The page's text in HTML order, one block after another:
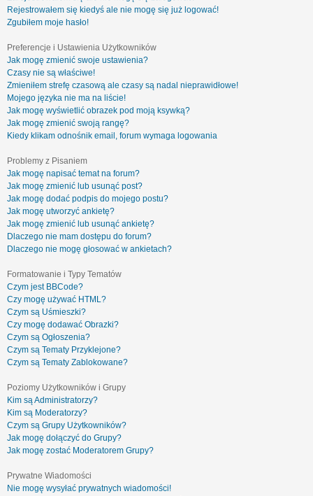
Rejestrowałem się kiedyś ale nie mogę się już logować!
Zgubiłem moje hasło!
Preferencje i Ustawienia Użytkowników
Jak mogę zmienić swoje ustawienia?
Czasy nie są właściwe!
Zmieniłem strefę czasową ale czasy są nadal nieprawidłowe!
Mojego języka nie ma na liście!
Jak mogę wyświetlić obrazek pod moją ksywką?
Jak mogę zmienić swoją rangę?
Kiedy klikam odnośnik email, forum wymaga logowania
Problemy z Pisaniem
Jak mogę napisać temat na forum?
Jak mogę zmienić lub usunąć post?
Jak mogę dodać podpis do mojego postu?
Jak mogę utworzyć ankietę?
Jak mogę zmienić lub usunąć ankietę?
Dlaczego nie mam dostępu do forum?
Dlaczego nie mogę głosować w ankietach?
Formatowanie i Typy Tematów
Czym jest BBCode?
Czy mogę używać HTML?
Czym są Uśmieszki?
Czy mogę dodawać Obrazki?
Czym są Ogłoszenia?
Czym są Tematy Przyklejone?
Czym są Tematy Zablokowane?
Poziomy Użytkowników i Grupy
Kim są Administratorzy?
Kim są Moderatorzy?
Czym są Grupy Użytkowników?
Jak mogę dołączyć do Grupy?
Jak mogę zostać Moderatorem Grupy?
Prywatne Wiadomości
Nie mogę wysyłać prywatnych wiadomości!